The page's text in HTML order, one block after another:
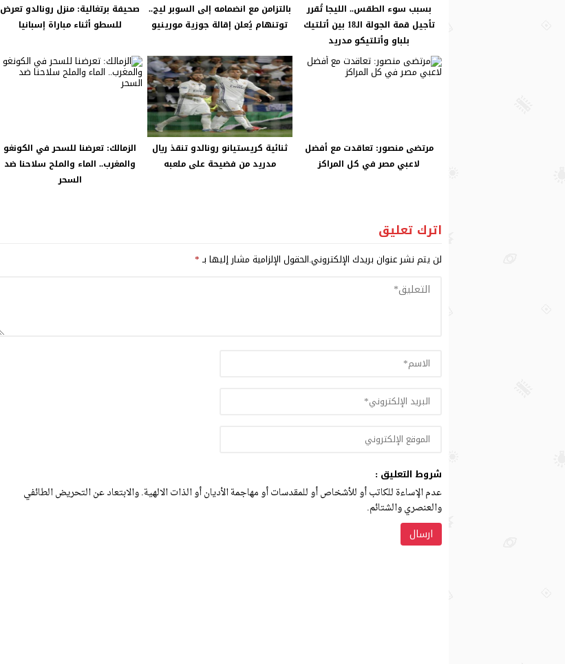
بسبب سوء الطقس.. الليجا تُقرر
تأجيل قمة الجولة الـ18 بين أتلتيك
بلباو وأتلتيكو مدريد
بالتزامن مع انضمامه إلى السوبر ليج..
توتنهام يُعلن إقالة جوزية مورينيو
صحيفة برتغالية: منزل رونالدو تعرض
للسطو أثناء مباراة إسبانيا
مرتضى منصور: تعاقدت مع أفضل
لاعبي مصر في كل المراكز
ثنائية كريستيانو رونالدو تنقذ ريال
مدريد من فضيحة على ملعبه
الزمالك: تعرضنا للسحر في الكونغو
والمغرب.. الماء والملح سلاحنا ضد
السحر
اترك تعليق
لن يتم نشر عنوان بريدك الإلكتروني.الحقول الإلزامية مشار إليها بـ*
شروط التعليق :
عدم الإساءة للكاتب أو للأشخاص أو للمقدسات أو مهاجمة الأديان أو الذات الالهية. والابتعاد عن التحريض الطائفي
والعنصري والشتائم.